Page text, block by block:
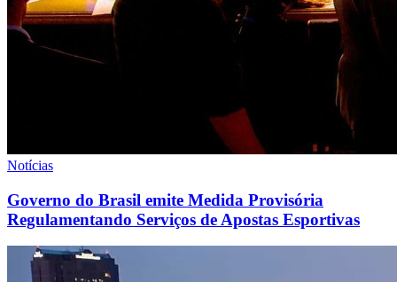
Notícias
Governo do Brasil emite Medida Provisória
Regulamentando Serviços de Apostas Esportivas